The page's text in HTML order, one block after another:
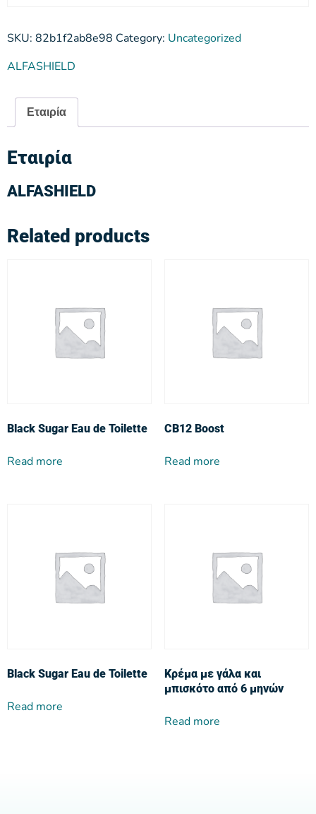
SKU: 82b1f2ab8e98 Category: Uncategorized
ALFASHIELD
Εταιρία
Εταιρία
ALFASHIELD
Related products
Black Sugar Eau de Toilette
Read more
CB12 Boost
Read more
Black Sugar Eau de Toilette
Read more
Κρέμα με γάλα και
μπισκότο από 6 μηνών
Read more